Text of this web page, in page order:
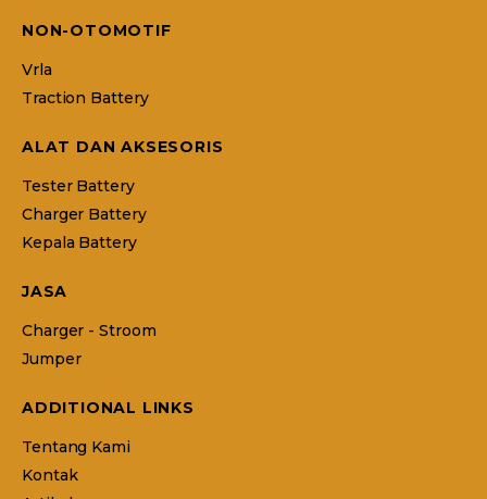
NON-OTOMOTIF
Vrla
Traction Battery
ALAT DAN AKSESORIS
Tester Battery
Charger Battery
Kepala Battery
JASA
Charger - Stroom
Jumper
ADDITIONAL LINKS
Tentang Kami
Kontak